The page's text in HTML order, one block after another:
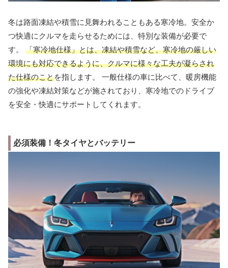
冬は路面凍結や積雪に見舞われることもある寒冷地。安全か
つ快適にクルマを走らせるためには、特別な装備が必要で
す。 「寒冷地仕様」とは、凍結や積雪など、寒冷地の厳しい
環境にも対応できるように、クルマに様々な工夫が凝らされ
た仕様のことを指します。 一般仕様の車に比べて、暖房機能
の強化や凍結対策などが施されており、寒冷地でのドライブ
を安全・快適にサポートしてくれます。
必須装備！冬タイヤとバッテリー